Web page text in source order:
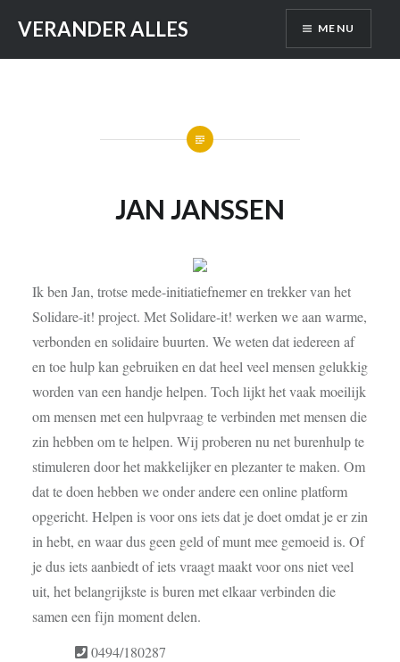
content
VERANDER ALLES MENU
JAN JANSSEN
Ik ben Jan, trotse mede-initiatiefnemer en trekker van het
Solidare-it! project. Met Solidare-it! werken we aan warme,
verbonden en solidaire buurten. We weten dat iedereen af
en toe hulp kan gebruiken en dat heel veel mensen gelukkig
worden van een handje helpen. Toch lijkt het vaak moeilijk
om mensen met een hulpvraag te verbinden met mensen die
zin hebben om te helpen. Wij proberen nu net burenhulp te
stimuleren door het makkelijker en plezanter te maken. Om
dat te doen hebben we onder andere een online platform
opgericht. Helpen is voor ons iets dat je doet omdat je er zin
in hebt, en waar dus geen geld of munt mee gemoeid is. Of
je dus iets aanbiedt of iets vraagt maakt voor ons niet veel
uit, het belangrijkste is buren met elkaar verbinden die
samen een fijn moment delen.
0494/180287